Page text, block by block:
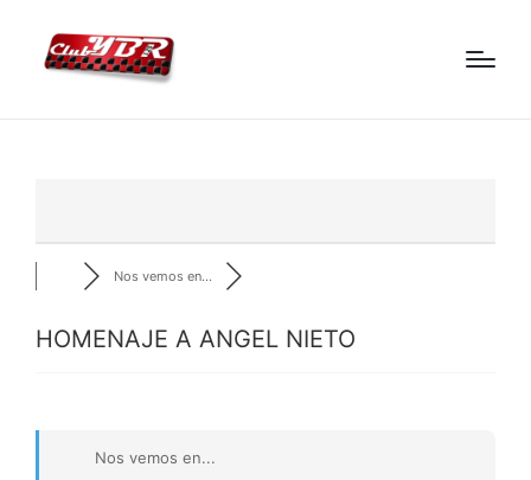
Nos vemos en...
HOMENAJE A ANGEL NIETO
Nos vemos en...